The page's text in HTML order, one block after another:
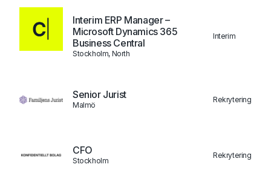
Interim ERP Manager –
Microsoft Dynamics 365
Business Central
Stockholm, North
Interim
Senior Jurist
Malmö
Rekrytering
CFO
Stockholm
Rekrytering